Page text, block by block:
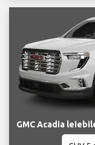
GMC Acadia